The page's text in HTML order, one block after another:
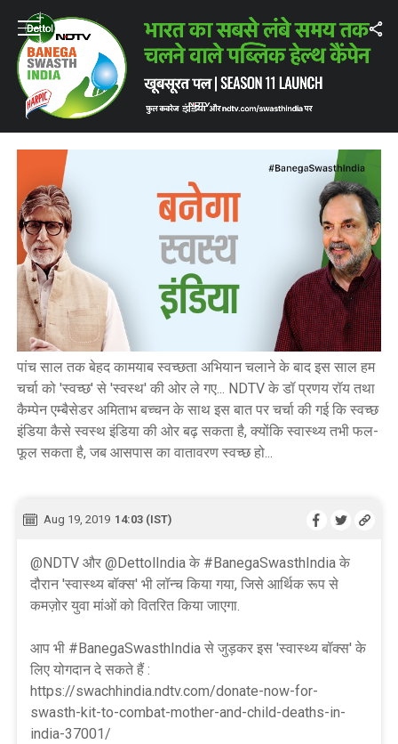
Home / Highlights: बनेगा स्वस्थ इंडिया लॉन्च, अमिताभ बच्चन के साथ
HIGHLIGHTS: बनेगा स्वस्थ इंडिया लॉन्च,
अमिताभ बच्चन के साथ
पांच साल तक बेहद कामयाब स्वच्छता अभियान चलाने के बाद इस साल हम
चर्चा को 'स्वच्छ' से 'स्वस्थ' की ओर ले गए... NDTV के डॉ प्रणय रॉय तथा
कैम्पेन एम्बैसेडर अमिताभ बच्चन के साथ इस बात पर चर्चा की गई कि स्वच्छ
इंडिया कैसे स्वस्थ इंडिया की ओर बढ़ सकता है, क्योंकि स्वास्थ्य तभी फल-
फूल सकता है, जब आसपास का वातावरण स्वच्छ हो...
Aug 19, 2019 14:03 (IST)
@NDTV और @DettolIndia के #BanegaSwasthIndia के
दौरान 'स्वास्थ्य बॉक्स' भी लॉन्च किया गया, जिसे आर्थिक रूप से
कमज़ोर युवा मांओं को वितरित किया जाएगा.
आप भी #BanegaSwasthIndia से जुड़कर इस 'स्वास्थ्य बॉक्स' के
लिए योगदान दे सकते हैं :
https://swachhindia.ndtv.com/donate-now-for-
swasth-kit-to-combat-mother-and-child-deaths-in-
india-37001/